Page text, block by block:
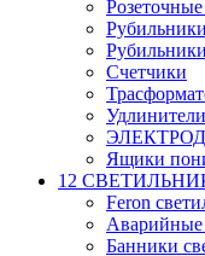
Рубильники
Счетчики
Ящики
12
Feron
Аварийные
Банники